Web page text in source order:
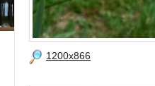
1200x866